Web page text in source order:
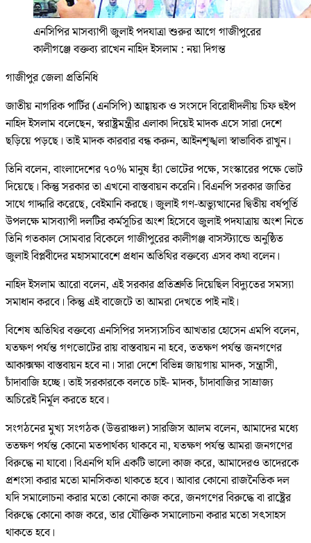
এনসিপির মাসব্যাপী জুলাই পদযাত্রা শুরুর আগে গাজীপুরের
কালীগঞ্জে বক্তব্য রাখেন নাহিদ ইসলাম : নয়া দিগন্ত
গাজীপুর জেলা প্রতিনিধি
জাতীয় নাগরিক পার্টির (এনসিপি) আহ্বায়ক ও সংসদে বিরোধীদলীয় চিফ হুইপ
নাহিদ ইসলাম বলেছেন, স্বরাষ্ট্রমন্ত্রীর এলাকা দিয়েই মাদক এসে সারা দেশে
ছড়িয়ে পড়ছে। তাই মাদক কারবার বন্ধ করুন, আইনশৃঙ্খলা স্বাভাবিক রাখুন।
তিনি বলেন, বাংলাদেশের ৭০% মানুষ হ্যাঁ ভোটের পক্ষে, সংস্কারের পক্ষে ভোট
দিয়েছে। কিন্তু সরকার তা এখনো বাস্তবায়ন করেনি। বিএনপি সরকার জাতির
সাথে গাদ্দারি করেছে, বেইমানি করছে। জুলাই গণ-অভ্যুত্থানের দ্বিতীয় বর্ষপূর্তি
উপলক্ষে মাসব্যাপী দলটির কর্মসূচির অংশ হিসেবে জুলাই পদযাত্রায় অংশ নিতে
তিনি গতকাল সোমবার বিকেলে গাজীপুরের কালীগঞ্জ বাসস্ট্যান্ডে অনুষ্ঠিত
জুলাই বিপ্লবীদের মহাসমাবেশে প্রধান অতিথির বক্তব্যে এসব কথা বলেন।
নাহিদ ইসলাম আরো বলেন, এই সরকার প্রতিশ্রুতি দিয়েছিল বিদ্যুতের সমস্যা
সমাধান করবে। কিন্তু এই বাজেটে তা আমরা দেখতে পাই নাই।
বিশেষ অতিথির বক্তব্যে এনসিপির সদস্যসচিব আখতার হোসেন এমপি বলেন,
যতক্ষণ পর্যন্ত গণভোটের রায় বাস্তবায়ন না হবে, ততক্ষণ পর্যন্ত জনগণের
আকাক্সক্ষা বাস্তবায়ন হবে না। সারা দেশে বিভিন্ন জায়গায় মাদক, সন্ত্রাসী,
চাঁদাবাজি হচ্ছে। তাই সরকারকে বলতে চাই- মাদক, চাঁদাবাজির সাম্রাজ্য
অচিরেই নির্মূল করতে হবে।
সংগঠনের মুখ্য সংগঠক (উত্তরাঞ্চল) সারজিস আলম বলেন, আমাদের মধ্যে
ততক্ষণ পর্যন্ত কোনো মতপার্থক্য থাকবে না, যতক্ষণ পর্যন্ত আমরা জনগণের
বিরুদ্ধে না যাবো। বিএনপি যদি একটি ভালো কাজ করে, আমাদেরও তাদেরকে
প্রশংসা করার মতো মানসিকতা থাকতে হবে। আবার কোনো রাজনৈতিক দল
যদি সমালোচনা করার মতো কোনো কাজ করে, জনগণের বিরুদ্ধে বা রাষ্ট্রের
বিরুদ্ধে কোনো কাজ করে, তার যৌক্তিক সমালোচনা করার মতো সৎসাহস
থাকতে হবে।